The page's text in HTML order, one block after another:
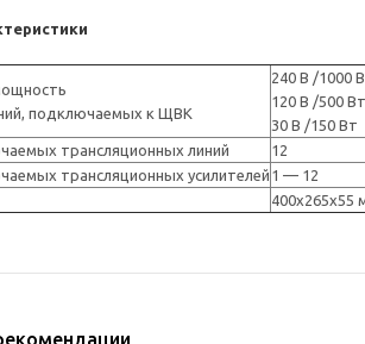
подключаемых к ЩВК
240 В /1000
120 В /500 Вт
30 В /150 Вт
трансляционных линий
12
трансляционных усилителей 1 — 12
400x265x55